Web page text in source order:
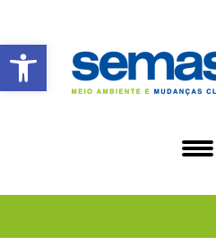
Abrir a barra de ferramentas